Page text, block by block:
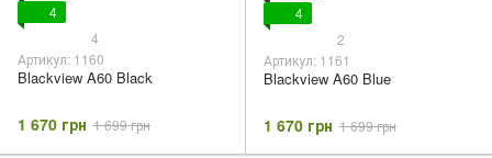
4
4
Артикул: 1160
Blackview A60 Black
1 670 грн 1 699 грн
4
2
Артикул: 1161
Blackview A60 Blue
1 670 грн 1 699 грн